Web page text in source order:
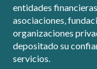
entidades
asociaciones,
organizaciones
depositado su
servicios.